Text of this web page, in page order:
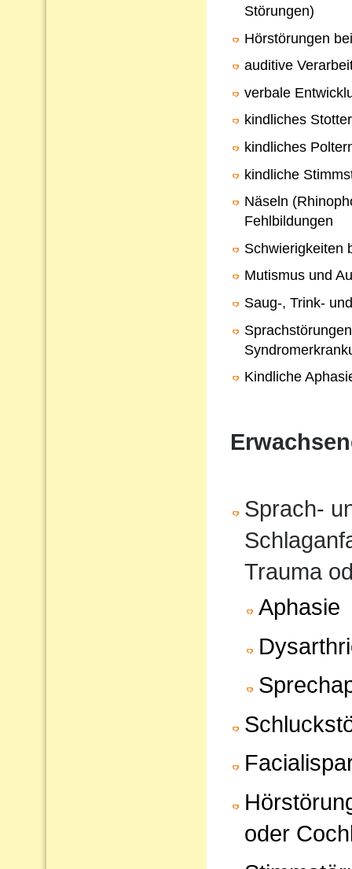
Störungen)
Hörstörungen
auditive
verbale
kindliches
kindliches
kindliche
Näseln
Fehlbildungen
Schwierigkeiten
Mutismus und
Saug-, Trink-
Kindliche
Sprach-
Trauma
Aphasie
oder